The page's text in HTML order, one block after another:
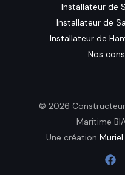
Installateur de
Installateur de
Installateur de
Nos
© 2026 Constructeur
Maritime
Une création